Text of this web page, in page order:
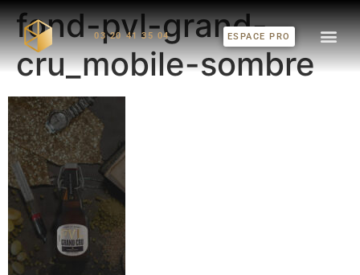
03 20 41 35 04 ESPACE PRO
fond-pvl-grand-
cru_mobile-sombre